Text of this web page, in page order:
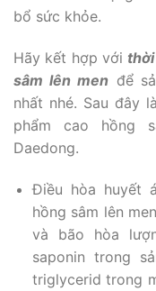
bổ sức khỏe.
Hãy kết hợp với
sâm lên men để
nhất nhé. Sau đây
phẩm cao hồng
Daedong.
Điều hòa huyết
hồng sâm lên
và bão hòa
saponin trong
triglycerid trong